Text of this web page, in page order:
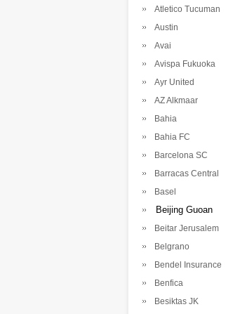
Atletico Tucuman
Austin
Avai
Avispa Fukuoka
Ayr United
AZ Alkmaar
Bahia
Bahia FC
Barcelona SC
Barracas Central
Basel
Beijing Guoan
Beitar Jerusalem
Belgrano
Bendel Insurance
Benfica
Besiktas JK